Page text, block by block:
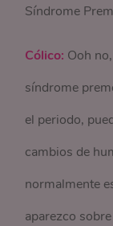
Síndrome
Cólico: Ooh
síndrome
el periodo,
cambios de
normalmente
aparezco